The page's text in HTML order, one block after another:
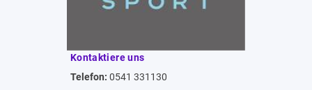
Kontaktiere uns
Telefon: 0541 331130